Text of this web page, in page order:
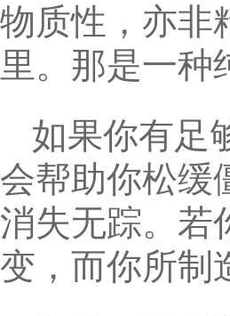
物质性，亦非
里。那是一种
如果你有足
会帮助你松缓
消失无踪。若
变，而你所制